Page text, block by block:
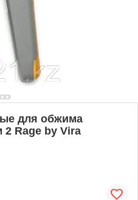
для обжима
2 Rage by Vira